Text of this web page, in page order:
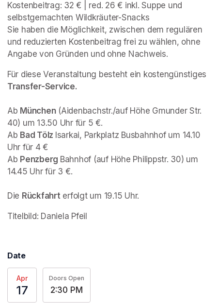
Kostenbeitrag: 32 € | red. 26 € inkl. Suppe und
selbstgemachten Wildkräuter-Snacks
Sie haben die Möglichkeit, zwischen dem regulären
und reduzierten Kostenbeitrag frei zu wählen, ohne
Angabe von Gründen und ohne Nachweis.
Ab München (Aidenbachstr./auf Höhe Gmunder Str.
40) um 13.50 Uhr für 5 €.
Ab Bad Tölz Isarkai, Parkplatz Busbahnhof um 14.10
Uhr für 4 €
Ab Penzberg Bahnhof (auf Höhe Philippstr. 30) um
14.45 Uhr für 3 €.
Die Rückfahrt erfolgt um 19.15 Uhr.
Titelbild: Daniela Pfeil
Date
Apr
17
Doors Open
2:30 PM